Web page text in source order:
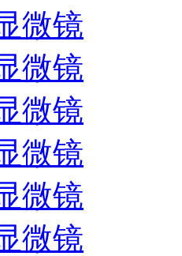
微镜
微镜
微镜
微镜
微镜
微镜